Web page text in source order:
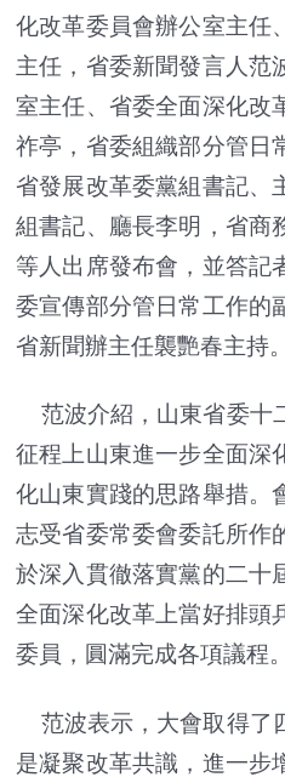
化改革委員會辦公室主任
主任，省委新聞發言人范
室主任、省委全面深化改
祚亭，省委組織部分管日
省發展改革委黨組書記、
組書記、廳長李明，省商
等人出席發布會，並答記
委宣傳部分管日常工作的
省新聞辦主任襲艷春主持。
范波介紹，山東省委十
征程上山東進一步全面深
化山東實踐的思路舉措。
志受省委常委會委託所作
於深入貫徹落實黨的二十
全面深化改革上當好排頭
委員，圓滿完成各項議程。
范波表示，大會取得了
是凝聚改革共識，進一步